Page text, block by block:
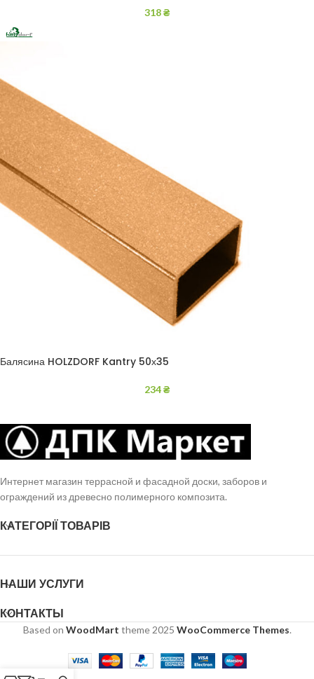
318₴
Балясина HOLZDORF Kantry 50х35
234₴
Интернет магазин террасной и фасадной доски, заборов и
ограждений из древесно полимерного композита.
КАТЕГОРІЇ ТОВАРІВ
НАШИ УСЛУГИ
КОНТАКТЫ
Based on WoodMart theme2025 WooCommerce Themes.